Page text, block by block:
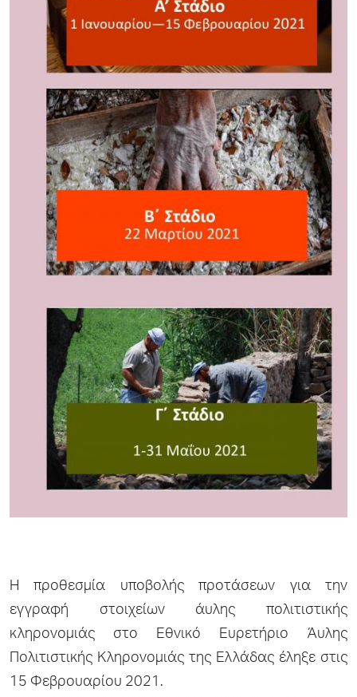
Η προθεσμία υποβολής προτάσεων για την
εγγραφή στοιχείων άυλης πολιτιστικής
κληρονομιάς στο Εθνικό Ευρετήριο Άυλης
Πολιτιστικής Κληρονομιάς της Ελλάδας έληξε στις
15 Φεβρουαρίου 2021.